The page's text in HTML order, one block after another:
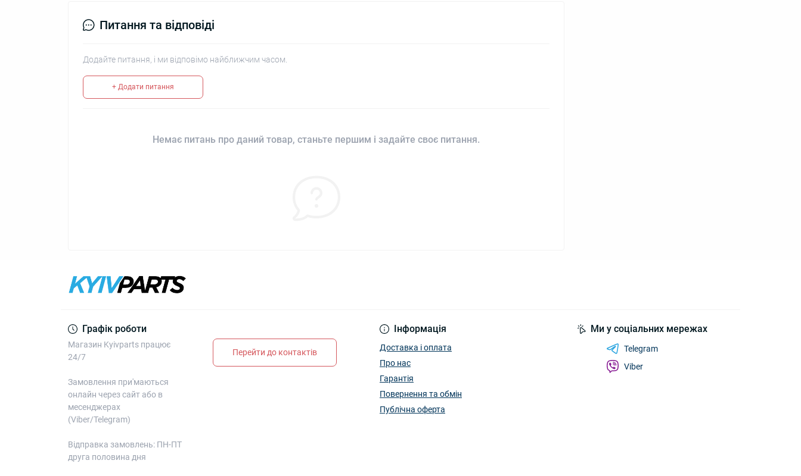
Питання та відповіді
Додайте питання, і ми відповімо найближчим часом.
+ Додати питання
Немає питань про даний товар, станьте першим і задайте своє питання.
Графік роботи
Магазин Kyivparts працює
24/7
Замовлення при'маються
онлайн через сайт або в
месенджерах
(Viber/Telegram)
Відправка замовлень: ПН-ПТ
друга половина дня
Перейти до контактів
Інформація
Доставка і оплата
Про нас
Гарантія
Повернення та обмін
Публічна оферта
Ми у соціальних мережах
Telegram
Viber